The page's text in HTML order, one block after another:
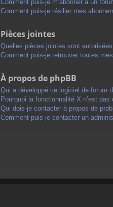
Comment puis-je m’abonner à un
Comment puis-je résilier mes
Pièces jointes
Quelles pièces jointes sont
Comment puis-je retrouver toutes
À propos de phpBB
Qui a développé ce logiciel de forum
Pourquoi la fonctionnalité X n’est pas
Qui dois-je contacter à propos de
Comment puis-je contacter un